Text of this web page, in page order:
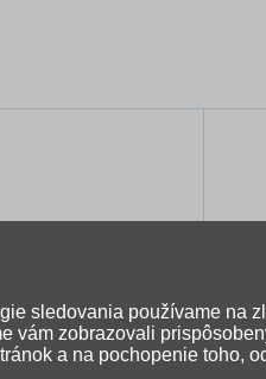
A5 511 s
sledovania používame na
vám zobrazovali
a na pochopenie toho,